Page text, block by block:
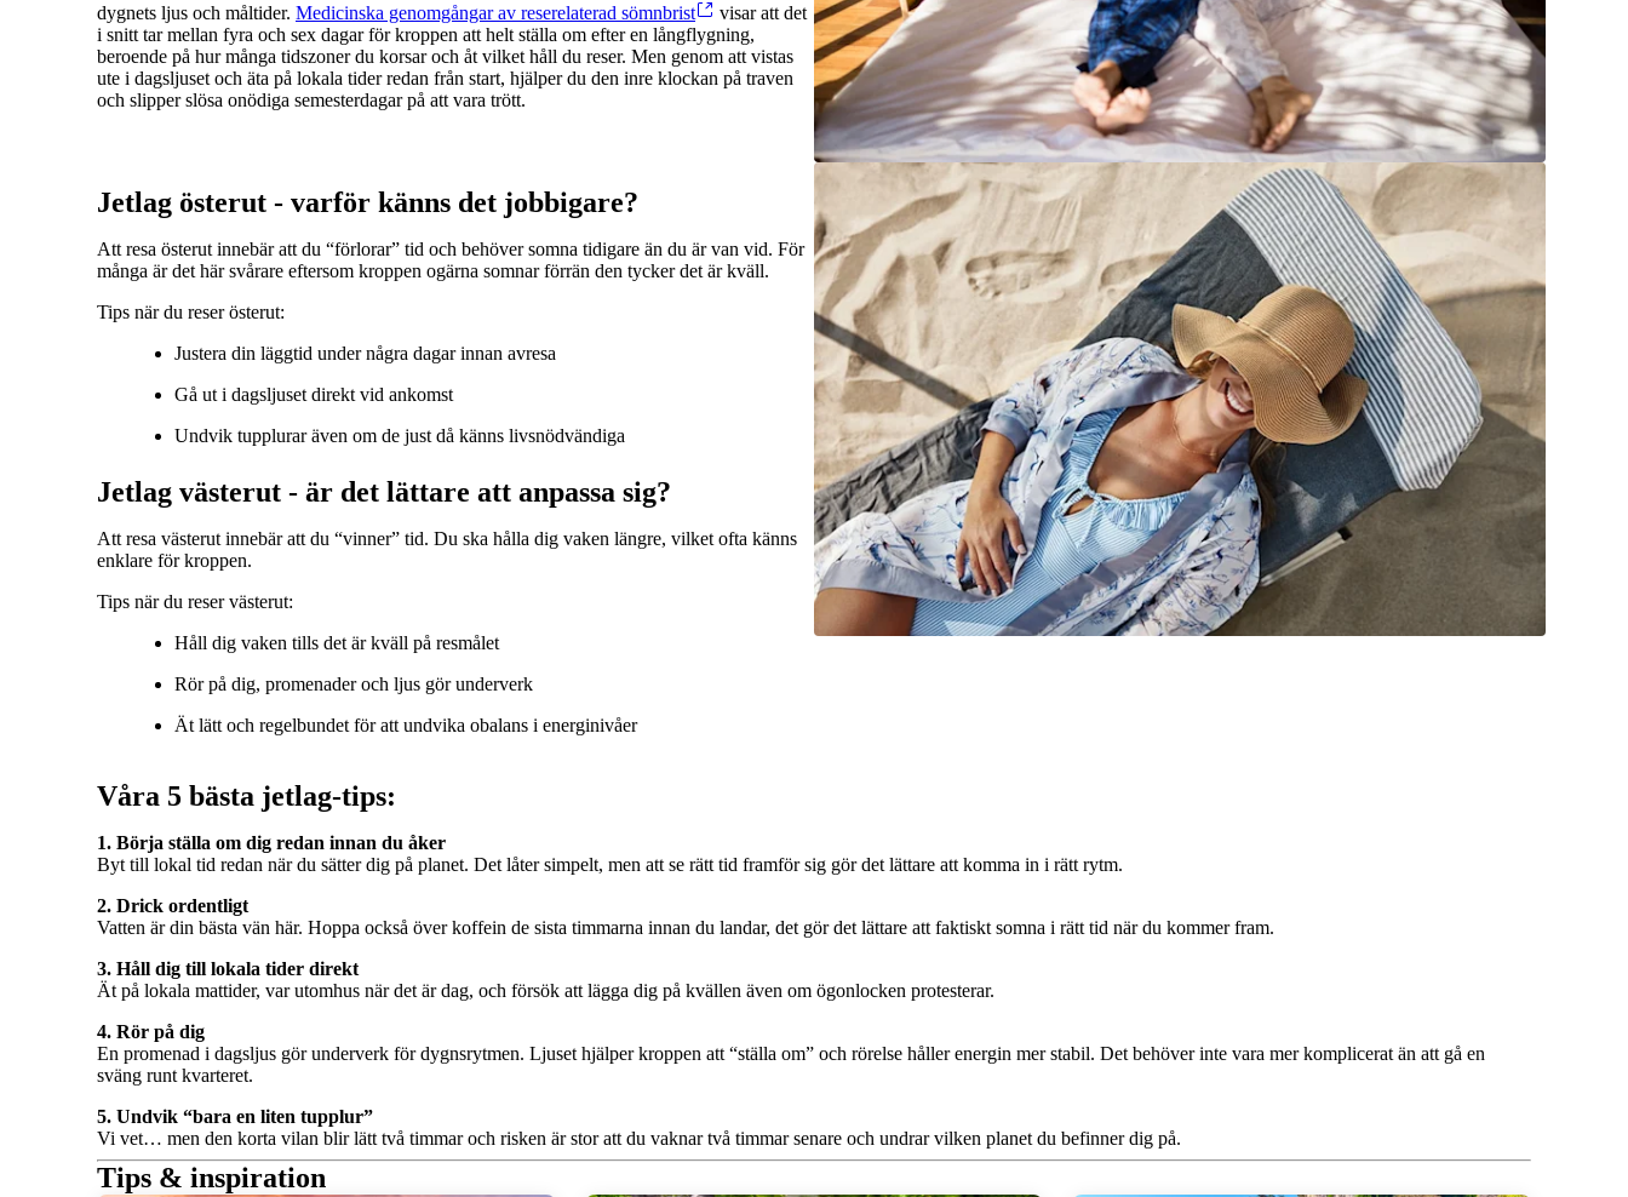
dygnets ljus och måltider. Medicinska genomgångar av reserelaterad sömnbrist
visar att det
i snitt tar mellan fyra och sex dagar för kroppen att helt ställa om efter en långflygning,
beroende på hur många tidszoner du korsar och åt vilket håll du reser. Men genom att vistas
ute i dagsljuset och äta på lokala tider redan från start, hjälper du den inre klockan på traven
och slipper slösa onödiga semesterdagar på att vara trött.
Jetlag österut - varför känns det jobbigare?
Att resa österut innebär att du “förlorar” tid och behöver somna tidigare än du är van vid. För
många är det här svårare eftersom kroppen ogärna somnar förrän den tycker det är kväll.
Tips när du reser österut:
Justera din läggtid under några dagar innan avresa
Gå ut i dagsljuset direkt vid ankomst
Undvik tupplurar även om de just då känns livsnödvändiga
Jetlag västerut - är det lättare att anpassa sig?
Att resa västerut innebär att du “vinner” tid. Du ska hålla dig vaken längre, vilket ofta känns
enklare för kroppen.
Tips när du reser västerut:
Håll dig vaken tills det är kväll på resmålet
Rör på dig, promenader och ljus gör underverk
Ät lätt och regelbundet för att undvika obalans i energinivåer
Våra 5 bästa jetlag‑tips:
Byt till lokal tid redan när du sätter dig på planet. Det låter simpelt, men att se rätt tid framför sig gör det lättare att komma in i rätt rytm.
2. Drick ordentligt
Vatten är din bästa vän här. Hoppa också över koffein de sista timmarna innan du landar, det gör det lättare att faktiskt somna i rätt tid när du kommer fram.
3. Håll dig till lokala tider direkt
Ät på lokala mattider, var utomhus när det är dag, och försök att lägga dig på kvällen även om ögonlocken protesterar.
4. Rör på dig
En promenad i dagsljus gör underverk för dygnsrytmen. Ljuset hjälper kroppen att “ställa om” och rörelse håller energin mer stabil. Det behöver inte vara mer komplicerat än att gå en
sväng runt kvarteret.
5. Undvik “bara en liten tupplur”
Vi vet… men den korta vilan blir lätt två timmar och risken är stor att du vaknar två timmar senare och undrar vilken planet du befinner dig på.
Tips & inspiration